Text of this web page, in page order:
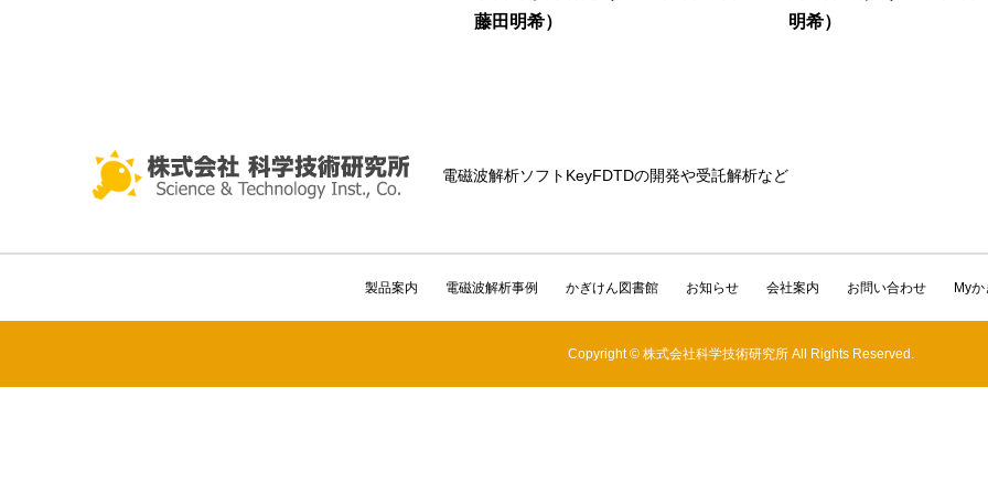
藤田明希）
明希）
電磁波解析ソフトKeyFDTDの開発や受託解析など
製品案内 電磁波解析事例 かぎけん図書館 お知らせ 会社案内 お問い合わせ My
Copyright © 株式会社科学技術研究所 All Rights Reserved.